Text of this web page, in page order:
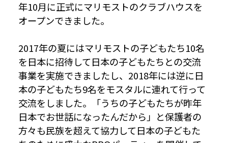
年10月に正式にマリモストのクラブハウスを
オープンできました。
2017年の夏にはマリモストの子どもたち10名
を日本に招待して日本の子どもたちとの交流
事業を実施できましたし、2018年には逆に日
本の子どもたち9名をモスタルに連れて行って
交流をしました。「うちの子どもたちが昨年
日本でお世話になったんだから」と保護者の
方々も民族を超えて協力して日本の子どもた